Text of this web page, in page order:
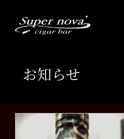
content
ウイスキー・ラムの銘酒
シガーを愉しむ
お知らせ